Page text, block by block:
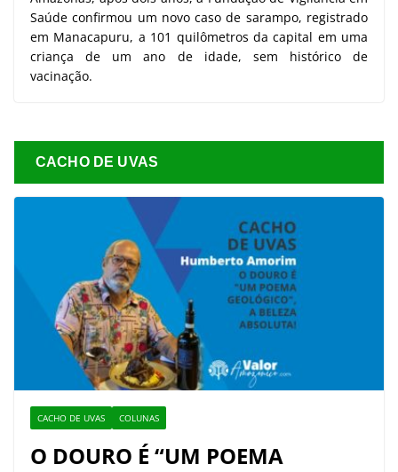
Saúde confirmou um novo caso de sarampo, registrado
em Manacapuru, a 101 quilômetros da capital em uma
criança de um ano de idade, sem histórico de
vacinação.
CACHO DE UVAS
CACHO DE UVAS COLUNAS
O DOURO É “UM POEMA